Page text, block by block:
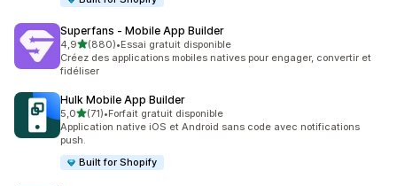
Superfans ‑ Mobile App Builder
4,9étoile(s) sur 5
(880)
880 avis au total
•Essai gratuit disponible
Créez des applications mobiles natives pour engager, convertir et
fidéliser
Hulk Mobile App Builder
5,0étoile(s) sur 5
(71)
71 avis au total
•Forfait gratuit disponible
Application native iOS et Android sans code avec notifications
push.
Built for Shopify